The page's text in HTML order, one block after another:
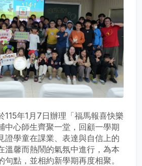
115年1月7日辦理「福馬報喜快樂
中心師生齊聚一堂，回顧一學期
證學童在課業、表達與自信上的
溫馨而熱鬧的氣氛中進行，為本
點，並相約新學期再度相聚。